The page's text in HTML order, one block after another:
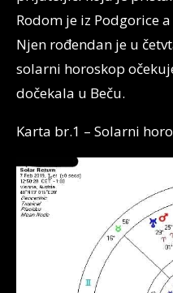
Rodom je iz Podgorice
Njen rođendan je u
solarni horoskop
dočekala u Beču.
Karta br.1 – Solarni